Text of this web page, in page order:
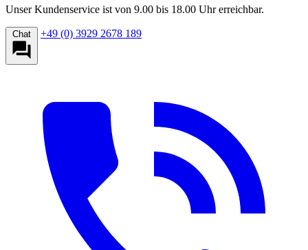
Unser Kundenservice ist von 9.00 bis 18.00 Uhr erreichbar.
Chat +49 (0) 3929 2678 189